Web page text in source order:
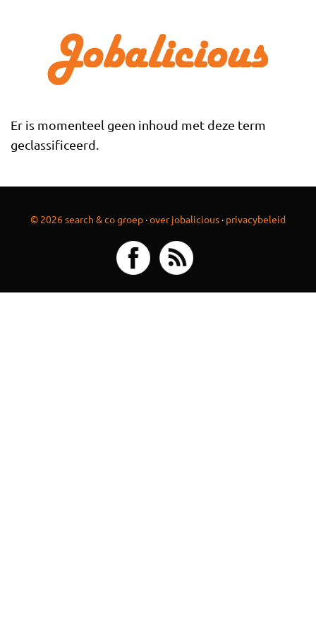
Er is momenteel geen inhoud met deze term
geclassificeerd.
© 2026 search & co groep ·over jobalicious · privacybeleid